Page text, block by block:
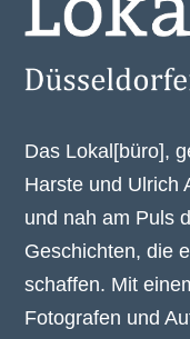
Das Lokal[büro],
Harste und Ulrich
und nah am Puls
Geschichten, die
schaffen. Mit
Fotografen und